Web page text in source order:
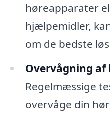
høreapparater
hjælpemidler,
om de bedste
Overvågning af
Regelmæssige
overvåge din